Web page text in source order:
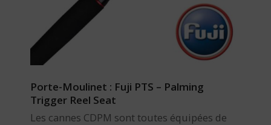
Porte-Moulinet : Fuji PTS – Palming
Trigger Reel Seat
Les cannes CDPM sont toutes équipées de